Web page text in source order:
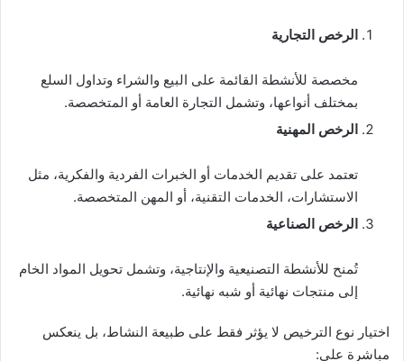
الرخص التجارية
مخصصة للأنشطة القائمة على البيع والشراء وتداول السلع
بمختلف أنواعها، وتشمل التجارة العامة أو المتخصصة.
الرخص المهنية
تعتمد على تقديم الخدمات أو الخبرات الفردية والفكرية، مثل
الاستشارات، الخدمات التقنية، أو المهن المتخصصة.
الرخص الصناعية
تُمنح للأنشطة التصنيعية والإنتاجية، وتشمل تحويل المواد الخام
إلى منتجات نهائية أو شبه نهائية.
اختيار نوع الترخيص لا يؤثر فقط على طبيعة النشاط، بل ينعكس
مباشرة على: